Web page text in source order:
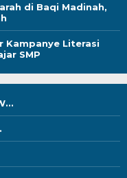
di Baqi Madinah,
Kampanye Literasi
SMP